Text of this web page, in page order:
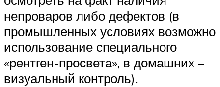
непроваров либо дефектов (в
промышленных условиях возможно
использование специального
«рентген-просвета», в домашних –
визуальный контроль).